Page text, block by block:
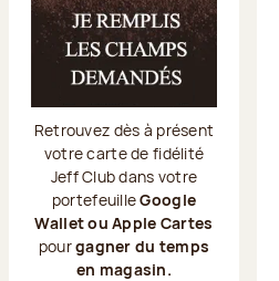
Retrouvez dès à présent
votre carte de fidélité
Jeff Club dans votre
portefeuilleGoogle
Wallet ou Apple Cartes
pourgagner du temps
en magasin.